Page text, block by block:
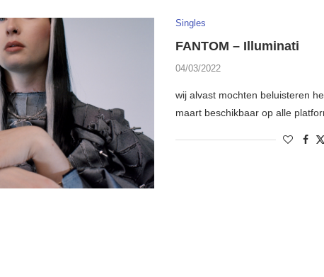
Singles
FANTOM – Illuminati
04/03/2022
wij alvast mochten beluisteren
maart beschikbaar op alle